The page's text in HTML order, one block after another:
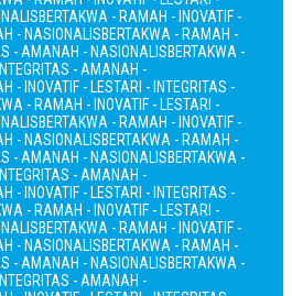
BERTAKWA - RAMAH - INOVATIF -
- NASIONALISBERTAKWA - RAMAH -
- AMANAH - NASIONALISBERTAKWA -
- AMANAH -
- INOVATIF - LESTARI - INTEGRITAS -
- RAMAH - INOVATIF - LESTARI -
BERTAKWA - RAMAH - INOVATIF -
- NASIONALISBERTAKWA - RAMAH -
- AMANAH - NASIONALISBERTAKWA -
- AMANAH -
- INOVATIF - LESTARI - INTEGRITAS -
- RAMAH - INOVATIF - LESTARI -
BERTAKWA - RAMAH - INOVATIF -
- NASIONALISBERTAKWA - RAMAH -
- AMANAH - NASIONALISBERTAKWA -
- AMANAH -